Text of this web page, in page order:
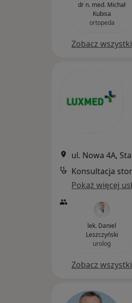
dr n. med. Michał
Kubisa
ortopeda
Zobacz
ul. Nowa 4A,
Konsultacja
Pokaż więcej
lek. Daniel
Leszczyński
urolog
Zobacz